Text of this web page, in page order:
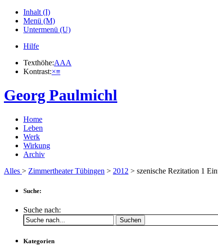
Inhalt (I)
Menü (M)
Untermenü (U)
Hilfe
Texthöhe:AAA
Kontrast:×≡
Georg Paulmichl
Home
Leben
Werk
Wirkung
Archiv
Alles > Zimmertheater Tübingen > 2012 > szenische Rezitation 1
Suche:
Suche nach:
Suchen
Kategorien